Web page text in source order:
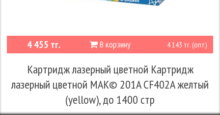
В корзину
4 455 тг. 4 143 тг. (опт)
Картридж лазерный цветной Картридж
лазерный цветной MAK© 201A CF402A желтый
(yellow), до 1400 стр